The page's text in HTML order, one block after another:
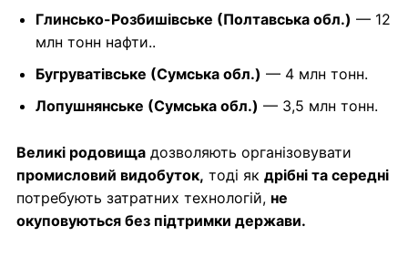
Глинсько-Розбишівське (Полтавська обл.) — 12
млн тонн нафти..
Бугруватівське (Сумська обл.) — 4 млн тонн.
Лопушнянське (Сумська обл.) — 3,5 млн тонн.
Великі родовища дозволяють організовувати
промисловий видобуток, тоді як дрібні та середні
потребують затратних технологій, не
окуповуються без підтримки держави.